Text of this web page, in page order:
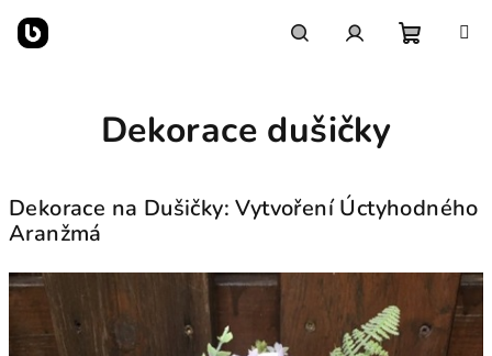
obsah
Dekorace dušičky
Dekorace na Dušičky: Vytvoření Úctyhodného
Aranžmá